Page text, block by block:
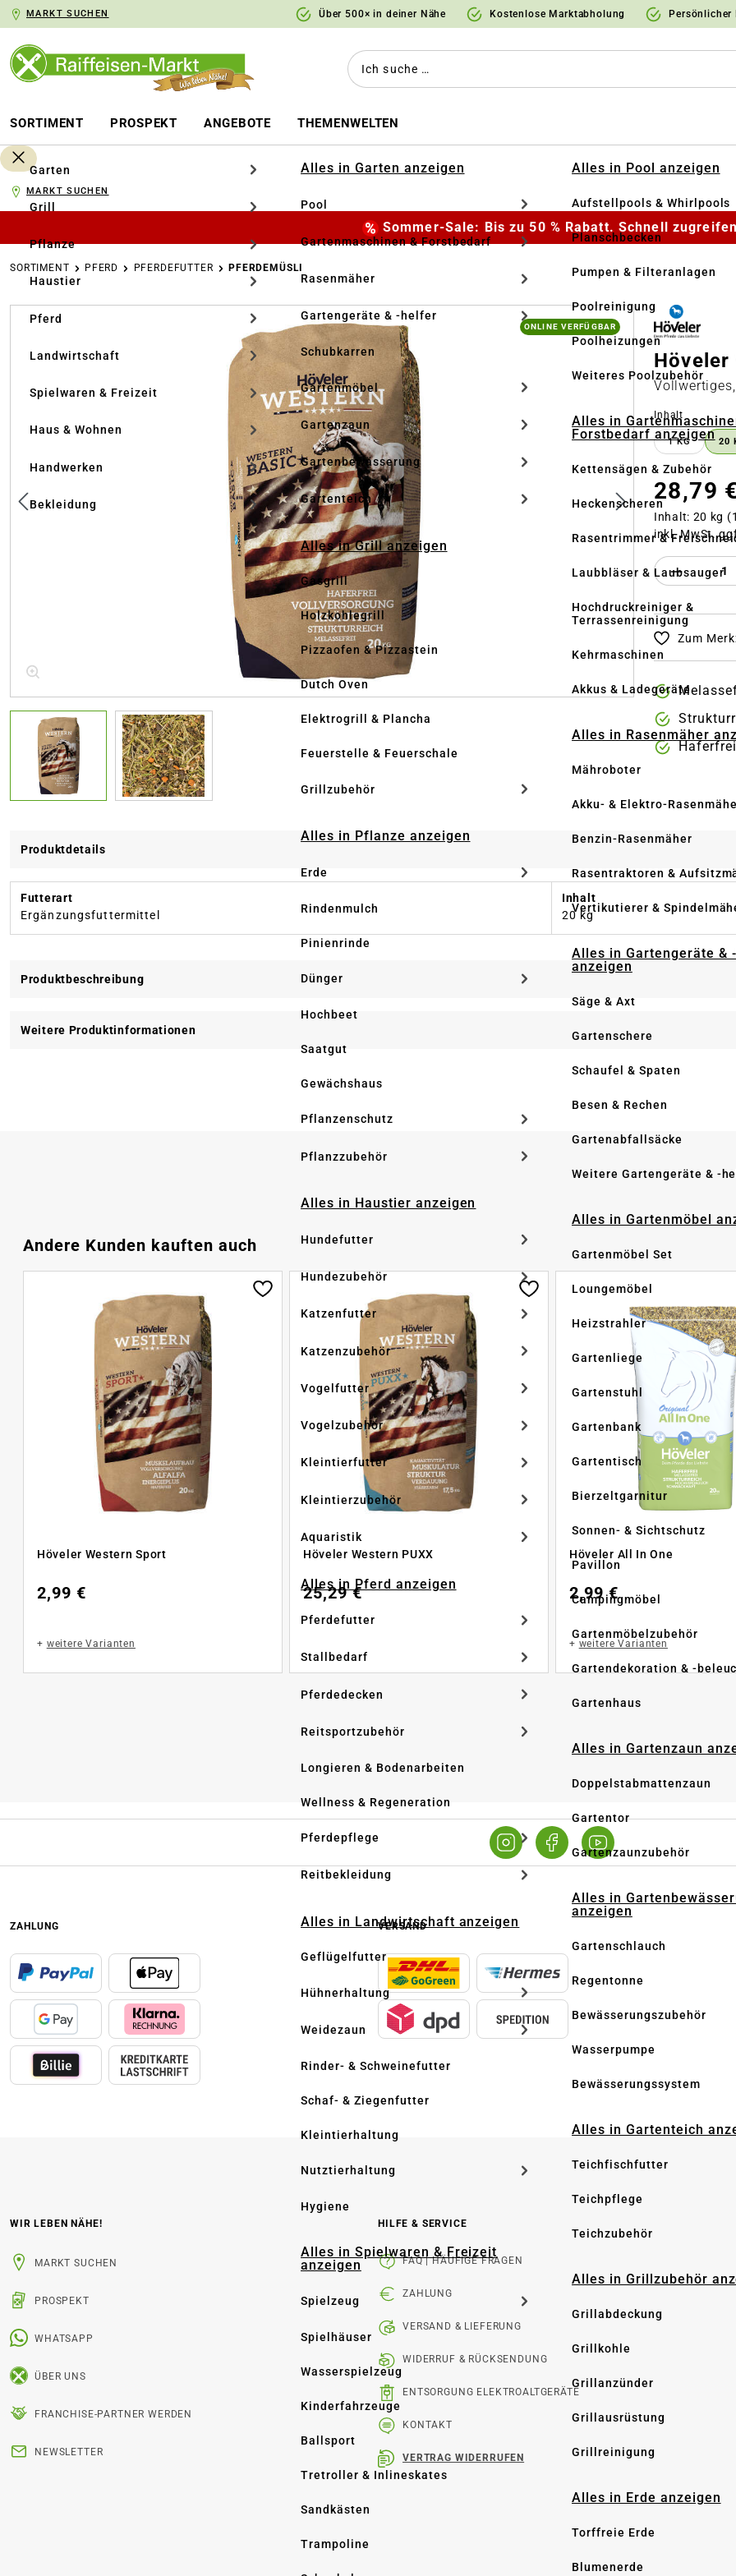
Zur Hauptnavigation springen
MARKT SUCHEN Über 500× in deiner Nähe Kostenlose Marktabholung Persönlicher
SORTIMENT PROSPEKT ANGEBOTE THEMENWELTEN
Garten
Grill
Pflanze
Haustier
Pferd
Landwirtschaft
Spielwaren & Freizeit
Haus & Wohnen
Handwerken
Bekleidung
Alles in Garten anzeigen
Pool
Gartenmaschinen & Forstbedarf
Rasenmäher
Gartengeräte & -helfer
Schubkarren
Gartenmöbel
Gartenzaun
Gartenbewässerung
Gartenteich
Alles in Grill anzeigen
Gasgrill
Holzkohlegrill
Pizzaofen & Pizzastein
Dutch Oven
Elektrogrill & Plancha
Feuerstelle & Feuerschale
Grillzubehör
Alles in Pflanze anzeigen
Erde
Rindenmulch
Pinienrinde
Dünger
Hochbeet
Saatgut
Gewächshaus
Pflanzenschutz
Pflanzzubehör
Alles in Haustier anzeigen
Hundefutter
Hundezubehör
Katzenfutter
Katzenzubehör
Vogelfutter
Vogelzubehör
Kleintierfutter
Kleintierzubehör
Aquaristik
Alles in Pferd anzeigen
Pferdefutter
Stallbedarf
Pferdedecken
Reitsportzubehör
Longieren & Bodenarbeiten
Wellness & Regeneration
Pferdepflege
Reitbekleidung
Alles in Landwirtschaft anzeigen
Geflügelfutter
Hühnerhaltung
Weidezaun
Rinder- & Schweinefutter
Schaf- & Ziegenfutter
Kleintierhaltung
Nutztierhaltung
Hygiene
Alles in Spielwaren & Freizeit
anzeigen
Spielzeug
Spielhäuser
Wasserspielzeug
Kinderfahrzeuge
Ballsport
Tretroller & Inlineskates
Sandkästen
Trampoline
Alles in Pool anzeigen
Aufstellpools & Whirlpools
Planschbecken
Pumpen & Filteranlagen
Poolreinigung
Poolheizungen
Weiteres Poolzubehör
Alles in
Forstbedarf anzeigen
Kettensägen & Zubehör
Heckenscheren
Rasentrimmer &
Laubbläser & Laubsauger
Hochdruckreiniger &
Terrassenreinigung
Kehrmaschinen
Akkus & Ladegeräte
Alles in Rasenmäher
Mähroboter
Akku- & Elektro-
Benzin-Rasenmäher
Rasentraktoren &
Vertikutierer &
Alles in Gartengeräte &
anzeigen
Säge & Axt
Gartenschere
Schaufel & Spaten
Besen & Rechen
Gartenabfallsäcke
Weitere Gartengeräte & -
Alles in Gartenmöbel
Gartenmöbel Set
Loungemöbel
Heizstrahler
Gartenliege
Gartenstuhl
Gartenbank
Gartentisch
Bierzeltgarnitur
Sonnen- & Sichtschutz
Pavillon
Campingmöbel
Gartenmöbelzubehör
Gartendekoration & -
Gartenhaus
Alles in Gartenzaun
Doppelstabmattenzaun
Gartentor
Gartenzaunzubehör
Alles in
anzeigen
Gartenschlauch
Regentonne
Bewässerungszubehör
Wasserpumpe
Bewässerungssystem
Alles in Gartenteich
Teichfischfutter
Teichpflege
Teichzubehör
Alles in Grillzubehör
Grillabdeckung
Grillkohle
Grillanzünder
Grillausrüstung
Grillreinigung
Alles in Erde anzeigen
Torffreie Erde
Blumenerde
MARKT SUCHEN
Sommer-Sale: Bis zu 50 % Rabatt. Schnell
SORTIMENT PFERD PFERDEFUTTER PFERDEMÜSLI
Bildergalerie überspringen
ONLINE VERFÜGBAR
Höveler
Inhalt auswählen
1 KG 20
28,79 €
Inhalt: 20 kg
inkl. MwSt.
Produkt
Zum
Haferfrei
Produktdetails
Futterart
Ergänzungsfuttermittel
Inhalt
20 kg
Produktbeschreibung
Weitere Produktinformationen
Produktgalerie überspringen
Andere Kunden kauften auch
Höveler Western Sport
2,99 €
+ weitere Varianten
Höveler Western PUXX
25,29 €
Höveler All In One
2,99 €
+ weitere Varianten
ZAHLUNG VERSAND
WIR LEBEN NÄHE!
MARKT SUCHEN
PROSPEKT
WHATSAPP
ÜBER UNS
FRANCHISE-PARTNER WERDEN
NEWSLETTER
HILFE & SERVICE
FAQ | HÄUFIGE FRAGEN
ZAHLUNG
VERSAND & LIEFERUNG
WIDERRUF & RÜCKSENDUNG
ENTSORGUNG ELEKTROALTGERÄTE
KONTAKT
VERTRAG WIDERRUFEN